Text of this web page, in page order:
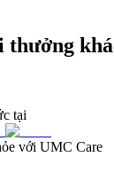
thưởng
tại
với UMC Care